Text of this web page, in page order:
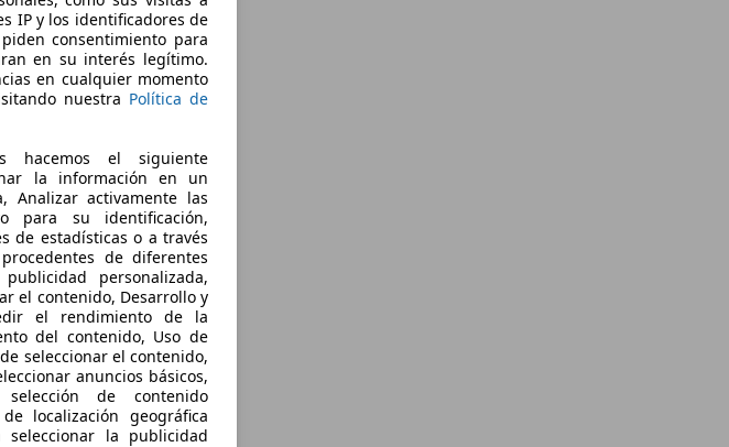
IP y los identificadores de
consentimiento para
en su interés legítimo.
en cualquier momento
nuestra Política de
hacemos el siguiente
la información en un
Analizar activamente las
para su identificación,
de estadísticas o a través
de diferentes
personalizada,
el contenido, Desarrollo y
el rendimiento de la
del contenido, Uso de
seleccionar el contenido,
anuncios básicos,
de contenido
localización geográfica
la publicidad